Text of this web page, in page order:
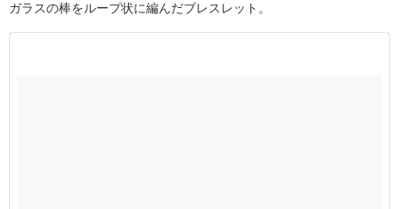
ガラスの棒をループ状に編んだブレスレット。